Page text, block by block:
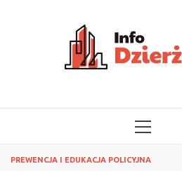
PRIMARY
PREWENCJA I EDUKACJA POLICYJNA